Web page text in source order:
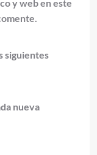
y web en este
siguientes
nueva